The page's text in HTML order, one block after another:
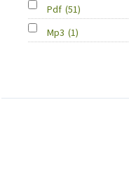
Pdf (51)
Mp3 (1)